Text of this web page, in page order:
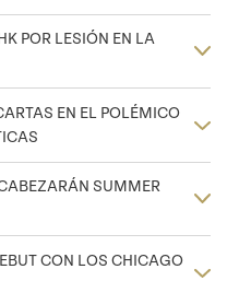
POR LESIÓN EN LA
EN EL POLÉMICO
SUMMER
CON LOS CHICAGO